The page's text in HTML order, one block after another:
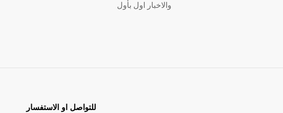
والاخبار اول بأول
للتواصل او الاستفسار